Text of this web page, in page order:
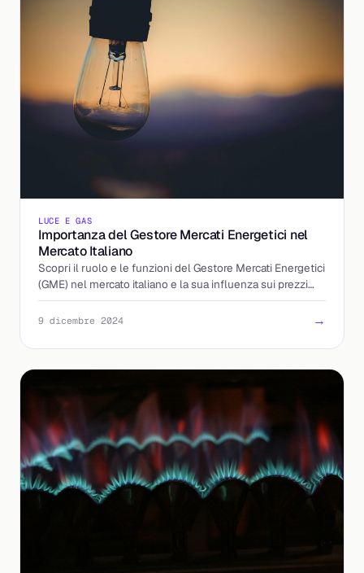
LUCE E GAS
Importanza del Gestore Mercati Energetici nel
Mercato Italiano
Scopri il ruolo e le funzioni del Gestore Mercati Energetici
(GME) nel mercato italiano e la sua influenza sui prezzi
dell'elettricità.
9 dicembre 2024 →